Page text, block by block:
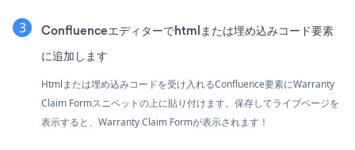
Confluenceエディターでhtmlまたは埋め込みコード要素
に追加します
Htmlまたは埋め込みコードを受け入れるConfluence要素にWarranty
Claim Formスニペットの上に貼り付けます。保存してライブページを
表示すると、Warranty Claim Formが表示されます！